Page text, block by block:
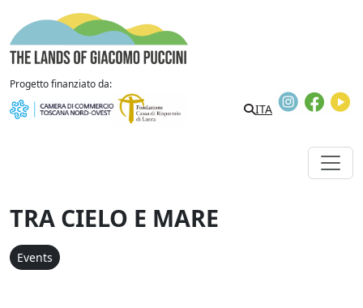
Skip to content
Progetto finanziato da:
ITA
Instagram
TRA CIELO E MARE
Events